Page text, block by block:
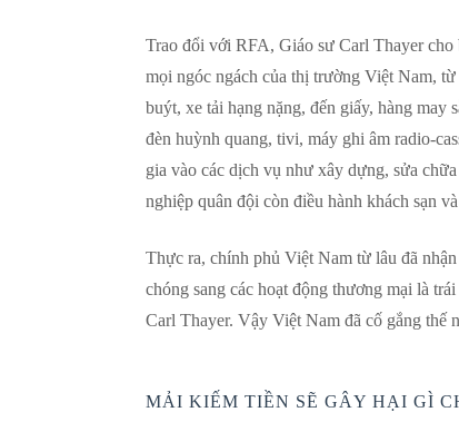
Trao đổi với RFA, Giáo sư Carl Thayer cho
mọi ngóc ngách của thị trường Việt Nam,
buýt, xe tải hạng nặng, đến giấy, hàng may
đèn huỳnh quang, tivi, máy ghi âm radio-
gia vào các dịch vụ như xây dựng, sửa
nghiệp quân đội còn điều hành khách sạn
Thực ra, chính phủ Việt Nam từ lâu đã
chóng sang các hoạt động thương mại là
Carl Thayer. Vậy Việt Nam đã cố gắng thế
MẢI KIẾM TIỀN SẼ GÂY HẠI GÌ